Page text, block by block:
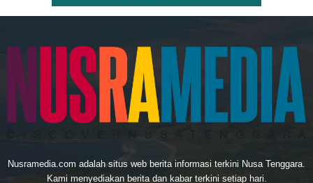
Nusramedia.com adalah situs web berita informasi terkini Nusa Tenggara.
Kami menyediakan berita dan kabar terkini setiap hari.